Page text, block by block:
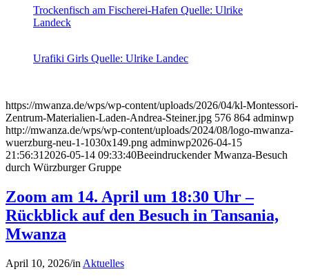
Trockenfisch am Fischerei-Hafen Quelle: Ulrike
Landeck
Urafiki Girls Quelle: Ulrike Landec
https://mwanza.de/wps/wp-content/uploads/2026/04/kl-Montessori-
Zentrum-Materialien-Laden-Andrea-Steiner.jpg 576 864 adminwp
http://mwanza.de/wps/wp-content/uploads/2024/08/logo-mwanza-
wuerzburg-neu-1-1030x149.png adminwp2026-04-15
21:56:312026-05-14 09:33:40Beeindruckender Mwanza-Besuch
durch Würzburger Gruppe
Zoom am 14. April um 18:30 Uhr –
Rückblick auf den Besuch in Tansania,
Mwanza
April 10, 2026/in Aktuelles